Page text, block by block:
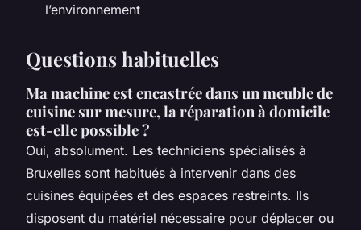
l’environnement
Questions habituelles
Ma machine est encastrée dans un meuble de
cuisine sur mesure, la réparation à domicile
est-elle possible ?
Oui, absolument. Les techniciens spécialisés à
Bruxelles sont habitués à intervenir dans des
cuisines équipées et des espaces restreints. Ils
disposent du matériel nécessaire pour déplacer ou